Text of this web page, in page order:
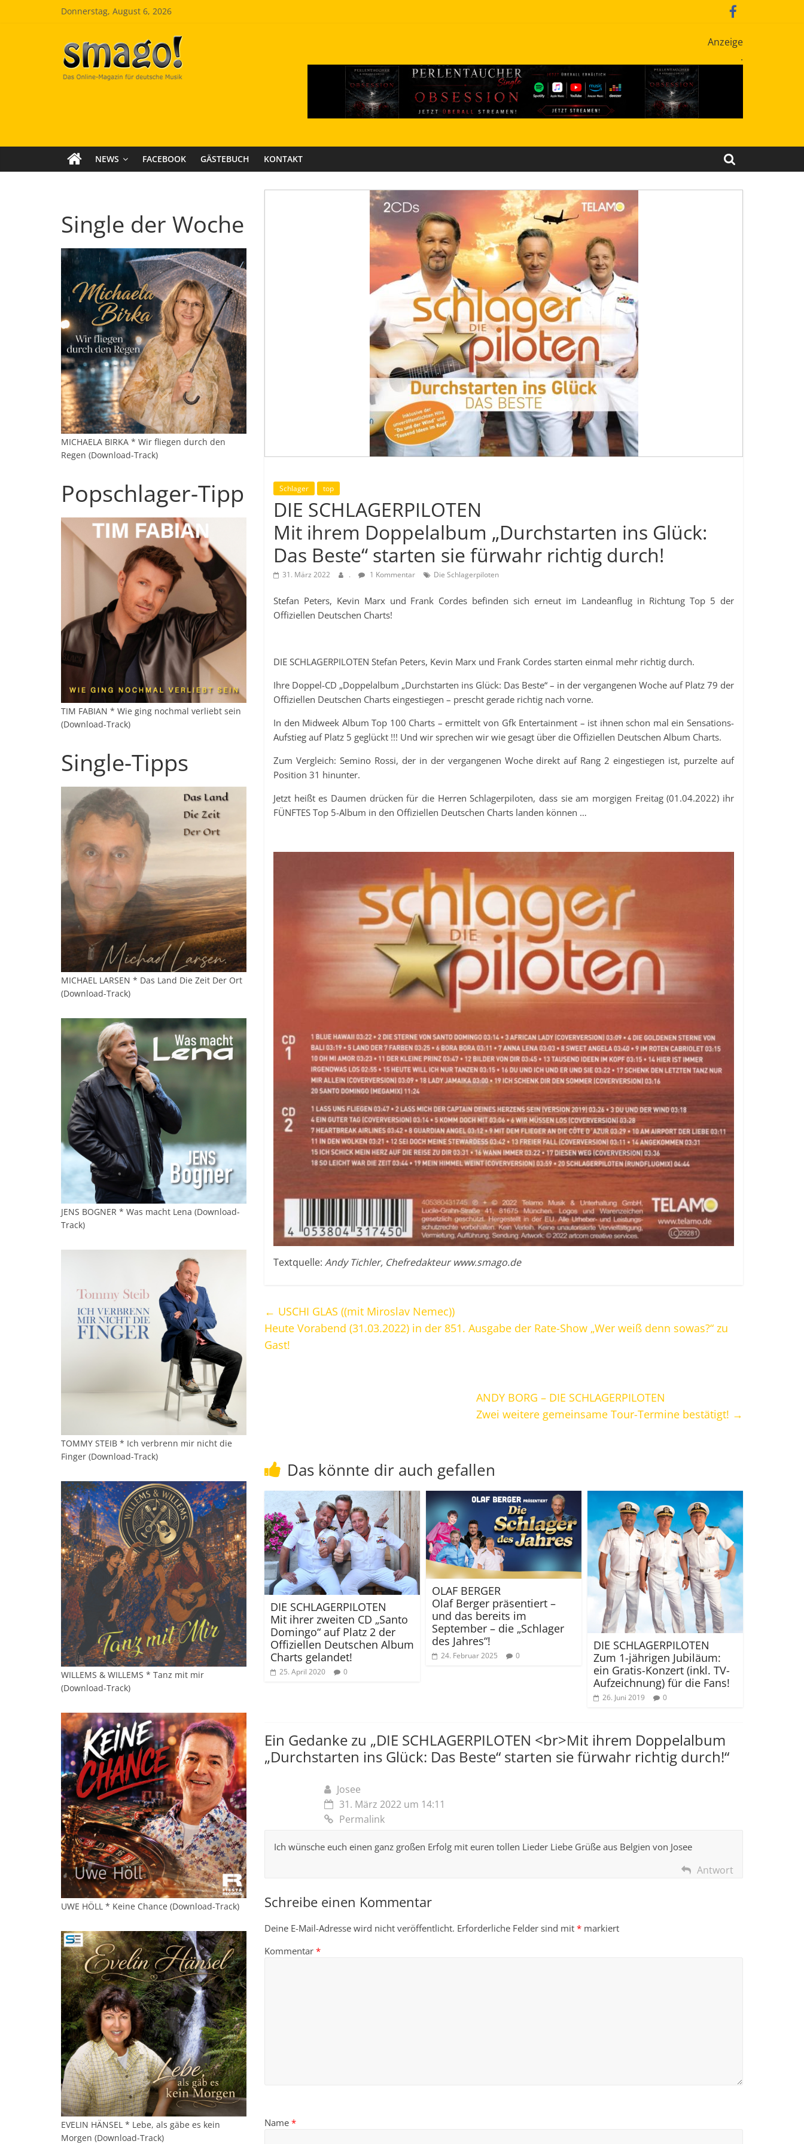
Donnerstag, August 6, 2026
Smago
SchlagerMAGazinOnline
Anzeige
.
NEWS FACEBOOK GÄSTEBUCH KONTAKT
Schlager top
DIE SCHLAGERPILOTEN
Mit ihrem Doppelalbum „Durchstarten ins Glück:
Das Beste“ starten sie fürwahr richtig durch!
31. März 2022 . 1 Kommentar Die Schlagerpiloten
Stefan Peters, Kevin Marx und Frank Cordes befinden sich erneut im Landeanflug in Richtung Top 5 der
Offiziellen Deutschen Charts!
DIE SCHLAGERPILOTEN Stefan Peters, Kevin Marx und Frank Cordes starten einmal mehr richtig durch.
Ihre Doppel-CD „Doppelalbum „Durchstarten ins Glück: Das Beste“ – in der vergangenen Woche auf Platz 79 der
Offiziellen Deutschen Charts eingestiegen – prescht gerade richtig nach vorne.
In den Midweek Album Top 100 Charts – ermittelt von Gfk Entertainment – ist ihnen schon mal ein Sensations-
Aufstieg auf Platz 5 geglückt !!! Und wir sprechen wir wie gesagt über die Offiziellen Deutschen Album Charts.
Zum Vergleich: Semino Rossi, der in der vergangenen Woche direkt auf Rang 2 eingestiegen ist, purzelte auf
Position 31 hinunter.
Jetzt heißt es Daumen drücken für die Herren Schlagerpiloten, dass sie am morgigen Freitag (01.04.2022) ihr
FÜNFTES Top 5-Album in den Offiziellen Deutschen Charts landen können …
Textquelle: Andy Tichler, Chefredakteur www.smago.de
← USCHI GLAS ((mit Miroslav Nemec))
Heute Vorabend (31.03.2022) in der 851. Ausgabe der Rate-Show „Wer weiß denn sowas?“ zu
Gast!
ANDY BORG – DIE SCHLAGERPILOTEN
Zwei weitere gemeinsame Tour-Termine bestätigt! →
Das könnte dir auch gefallen
DIE SCHLAGERPILOTEN
Mit ihrer zweiten CD „Santo
Domingo“ auf Platz 2 der
Offiziellen Deutschen Album
Charts gelandet!
25. April 2020 0
OLAF BERGER
Olaf Berger präsentiert –
und das bereits im
September – die „Schlager
des Jahres“!
24. Februar 2025 0
DIE SCHLAGERPILOTEN
Zum 1-jährigen Jubiläum:
ein Gratis-Konzert (inkl. TV-
Aufzeichnung) für die Fans!
26. Juni 2019 0
Ein Gedanke zu „DIE SCHLAGERPILOTEN <br>Mit ihrem Doppelalbum
„Durchstarten ins Glück: Das Beste“ starten sie fürwahr richtig durch!“
Josee
31. März 2022 um 14:11
Permalink
Ich wünsche euch einen ganz großen Erfolg mit euren tollen Lieder Liebe Grüße aus Belgien von Josee
Antwort
Schreibe einen Kommentar
Deine E-Mail-Adresse wird nicht veröffentlicht. Erforderliche Felder sind mit * markiert
Kommentar *
Name *
Single der Woche
MICHAELA BIRKA * Wir fliegen durch den
Regen (Download-Track)
Popschlager-Tipp
TIM FABIAN * Wie ging nochmal verliebt sein
(Download-Track)
Single-Tipps
MICHAEL LARSEN * Das Land Die Zeit Der Ort
(Download-Track)
JENS BOGNER * Was macht Lena (Download-
Track)
TOMMY STEIB * Ich verbrenn mir nicht die
Finger (Download-Track)
WILLEMS & WILLEMS * Tanz mit mir
(Download-Track)
UWE HÖLL * Keine Chance (Download-Track)
EVELIN HÄNSEL * Lebe, als gäbe es kein
Morgen (Download-Track)